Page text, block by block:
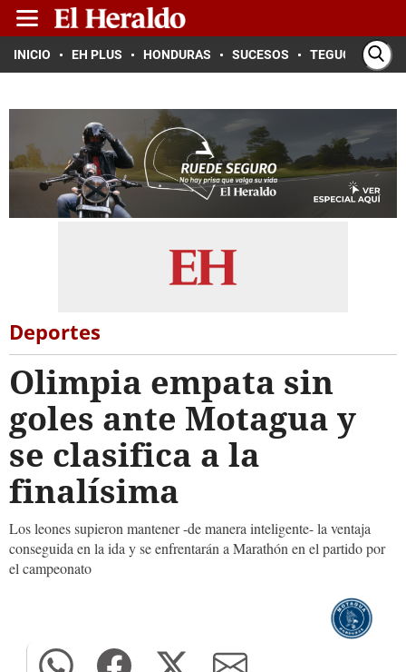
INICIO EH PLUS HONDURAS SUCESOS TEGUCIGALPA
Deportes
Olimpia empata sin
goles ante Motagua y
se clasifica a la
finalísima
Los leones supieron mantener -de manera inteligente- la ventaja
conseguida en la ida y se enfrentarán a Marathón en el partido por
el campeonato